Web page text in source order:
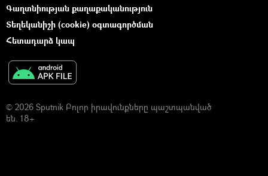
Գաղտնիության քաղաքականություն
Տեղեկանիշի (cookie) օգտագործման
Հետադարձ կապ
© 2026 Sputnik Բոլոր իրավունքները պաշտպանված
են. 18+